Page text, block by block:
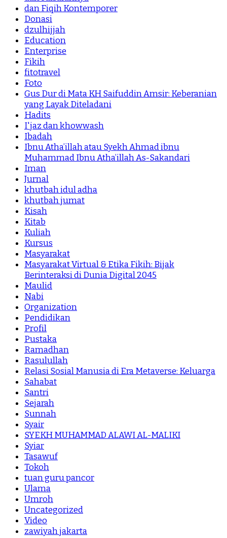
dan Fiqih Kontemporer
Donasi
dzulhijjah
Education
Enterprise
Fikih
fitotravel
Foto
Gus Dur di Mata KH Saifuddin Amsir: Keberanian
yang Layak Diteladani
Hadits
I'jaz dan khowwash
Ibadah
Ibnu Atha’illah atau Syekh Ahmad ibnu
Muhammad Ibnu Atha’illah As-Sakandari
Iman
Jurnal
khutbah idul adha
khutbah jumat
Kisah
Kitab
Kuliah
Kursus
Masyarakat
Masyarakat Virtual & Etika Fikih: Bijak
Berinteraksi di Dunia Digital 2045
Maulid
Nabi
Organization
Pendidikan
Profil
Pustaka
Ramadhan
Rasulullah
Relasi Sosial Manusia di Era Metaverse: Keluarga
Sahabat
Santri
Sejarah
Sunnah
Syair
SYEKH MUHAMMAD ALAWI AL-MALIKI
Syiar
Tasawuf
Tokoh
tuan guru pancor
Ulama
Umroh
Uncategorized
Video
zawiyah jakarta